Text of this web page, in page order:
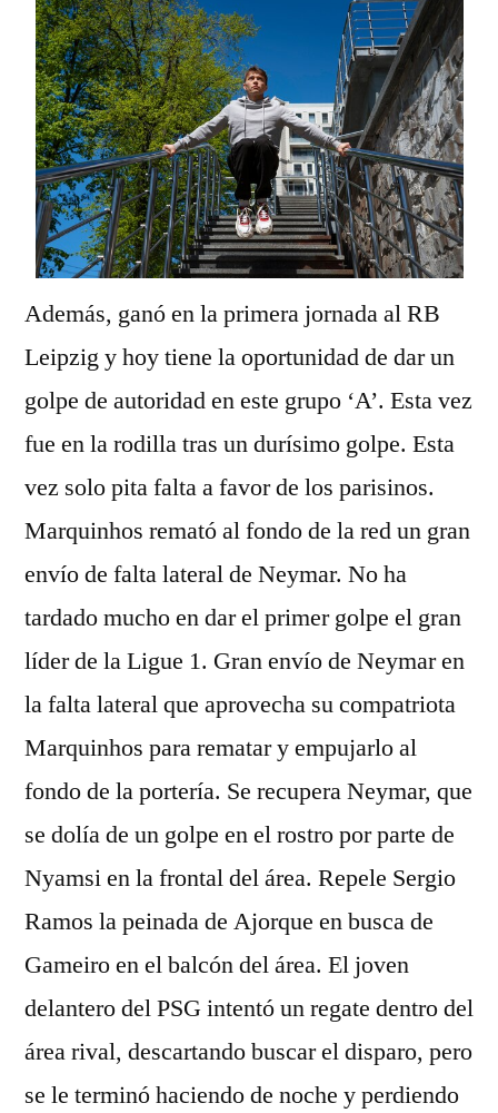
Además, ganó en la primera jornada al RB
Leipzig y hoy tiene la oportunidad de dar un
golpe de autoridad en este grupo ‘A’. Esta vez
fue en la rodilla tras un durísimo golpe. Esta
vez solo pita falta a favor de los parisinos.
Marquinhos remató al fondo de la red un gran
envío de falta lateral de Neymar. No ha
tardado mucho en dar el primer golpe el gran
líder de la Ligue 1. Gran envío de Neymar en
la falta lateral que aprovecha su compatriota
Marquinhos para rematar y empujarlo al
fondo de la portería. Se recupera Neymar, que
se dolía de un golpe en el rostro por parte de
Nyamsi en la frontal del área. Repele Sergio
Ramos la peinada de Ajorque en busca de
Gameiro en el balcón del área. El joven
delantero del PSG intentó un regate dentro del
área rival, descartando buscar el disparo, pero
se le terminó haciendo de noche y perdiendo